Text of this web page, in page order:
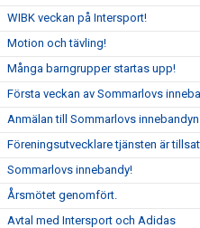
WIBK veckan på Intersport!
Motion och tävling!
Många barngrupper startas upp!
Första veckan av Sommarlovs
Anmälan till Sommarlovs
Föreningsutvecklare tjänsten är
Sommarlovs innebandy!
Årsmötet genomfört.
Avtal med Intersport och Adidas